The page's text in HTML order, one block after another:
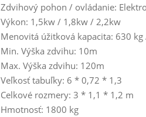
Zdvihový pohon / ovládanie:
Výkon: 1,5kw / 1,8kw / 2,2kw
Menovitá úžitková kapacita: 630
Min. Výška zdvihu: 10m
Max. Výška zdvihu: 120m
Veľkosť tabuľky: 6 * 0,72 * 1,3
Celkové rozmery: 3 * 1,1 * 1,2 m
Hmotnosť: 1800 kg